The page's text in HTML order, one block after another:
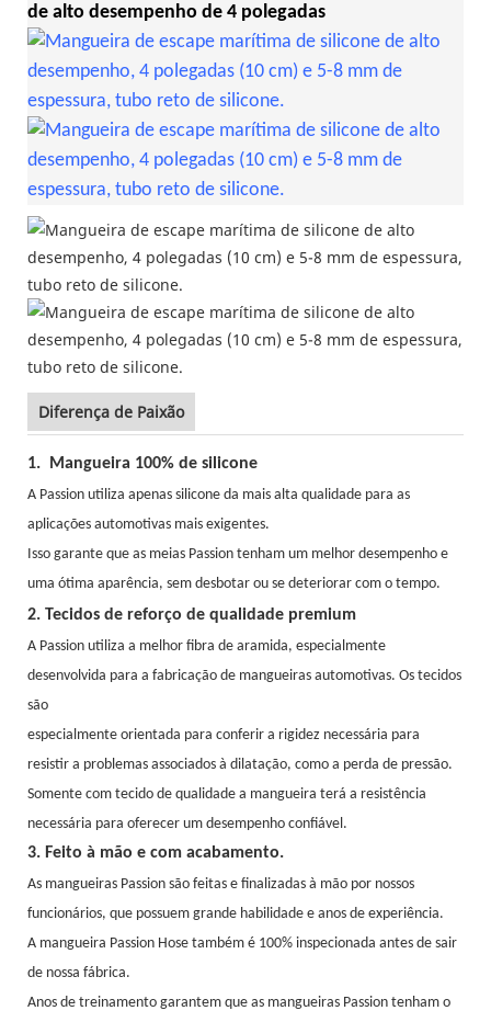
de alto desempenho de 4 polegadas
Diferença de Paixão
1. Mangueira 100% de silicone
A Passion utiliza apenas silicone da mais alta qualidade para as
aplicações automotivas mais exigentes.
Isso garante que as meias Passion tenham um melhor desempenho e
uma ótima aparência, sem desbotar ou se deteriorar com o tempo.
2. Tecidos de reforço de qualidade premium
A Passion utiliza a melhor fibra de aramida, especialmente
desenvolvida para a fabricação de mangueiras automotivas. Os tecidos
são
especialmente orientada para conferir a rigidez necessária para
resistir a problemas associados à dilatação, como a perda de pressão.
Somente com tecido de qualidade a mangueira terá a resistência
necessária para oferecer um desempenho confiável.
3. Feito à mão e com acabamento.
As mangueiras Passion são feitas e finalizadas à mão por nossos
funcionários, que possuem grande habilidade e anos de experiência.
A mangueira Passion Hose também é 100% inspecionada antes de sair
de nossa fábrica.
Anos de treinamento garantem que as mangueiras Passion tenham o